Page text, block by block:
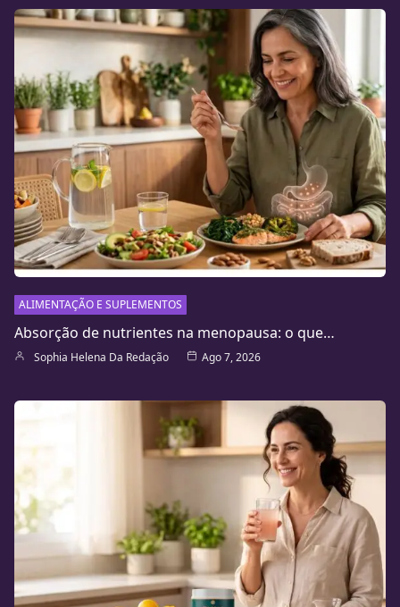
ALIMENTAÇÃO E SUPLEMENTOS
Absorção de nutrientes na menopausa: o que…
Sophia Helena Da Redação Ago 7, 2026